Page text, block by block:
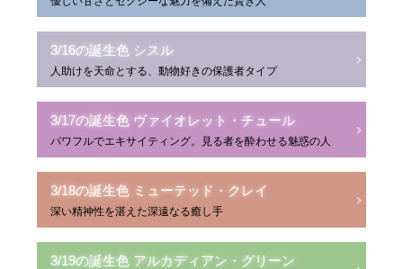
3/16の誕生色 シスル
人助けを天命とする、動物好きの保護者タイプ
3/17の誕生色 ヴァイオレット・チュール
パワフルでエキサイティング。見る者を酔わせる魅惑の人
3/18の誕生色 ミューテッド・クレイ
深い精神性を湛えた深遠なる癒し手
3/19の誕生色 アルカディアン・グリーン